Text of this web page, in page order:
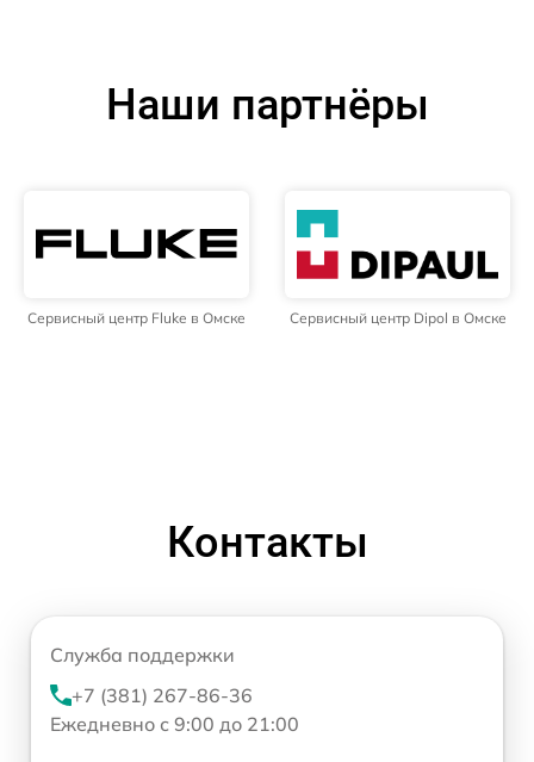
Наши партнёры
Сервисный центр Fluke в Омске Сервисный центр Dipol в Омске
Контакты
Служба поддержки
+7 (381) 267-86-36
Ежедневно с 9:00 до 21:00